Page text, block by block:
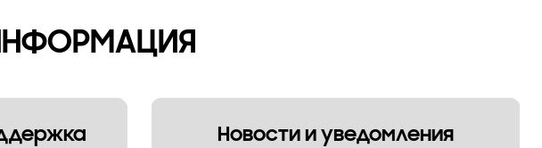
Новости и уведомления